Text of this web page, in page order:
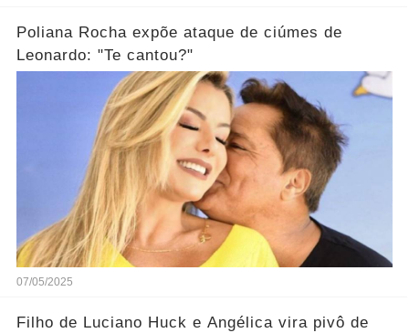
Poliana Rocha expõe ataque de ciúmes de
Leonardo: "Te cantou?"
07/05/2025
Filho de Luciano Huck e Angélica vira pivô de